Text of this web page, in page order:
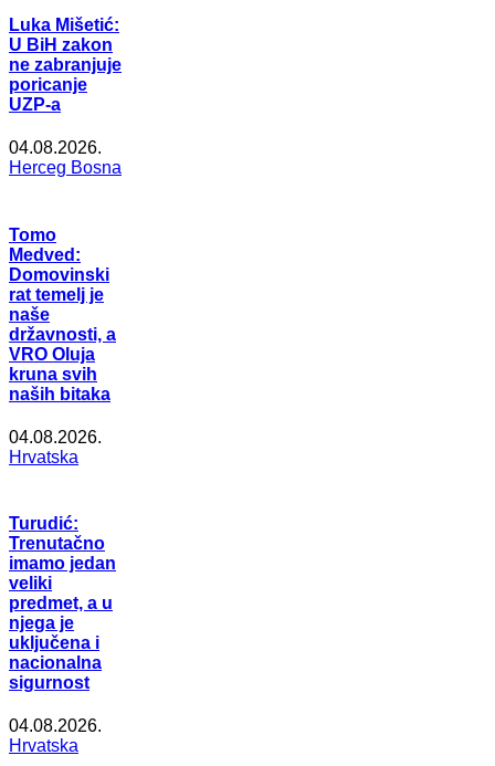
Luka Mišetić:
U BiH zakon
ne zabranjuje
poricanje
UZP-a
04.08.2026.
Herceg Bosna
Tomo
Medved:
Domovinski
rat temelj je
naše
državnosti, a
VRO Oluja
kruna svih
naših bitaka
04.08.2026.
Hrvatska
Turudić:
Trenutačno
imamo jedan
veliki
predmet, a u
njega je
uključena i
nacionalna
sigurnost
04.08.2026.
Hrvatska